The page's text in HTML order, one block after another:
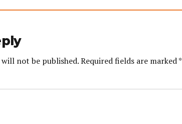
not be published. Required fields are marked *